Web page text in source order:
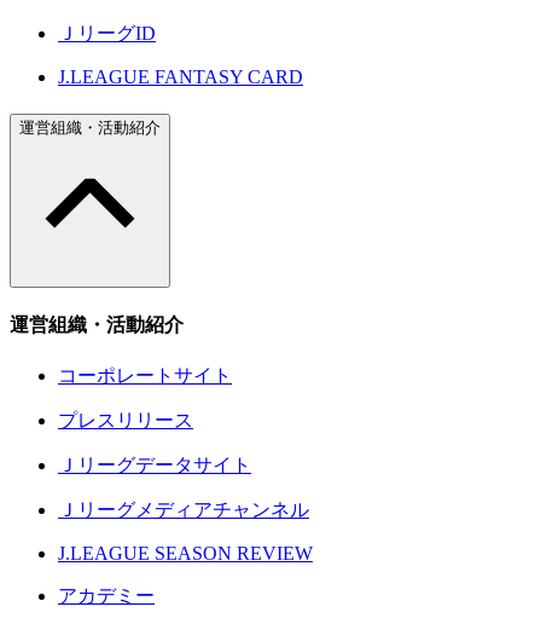
ＪリーグID
J.LEAGUE FANTASY CARD
運営組織・活動紹介
運営組織・活動紹介
コーポレートサイト
プレスリリース
Ｊリーグデータサイト
Ｊリーグメディアチャンネル
J.LEAGUE SEASON REVIEW
アカデミー